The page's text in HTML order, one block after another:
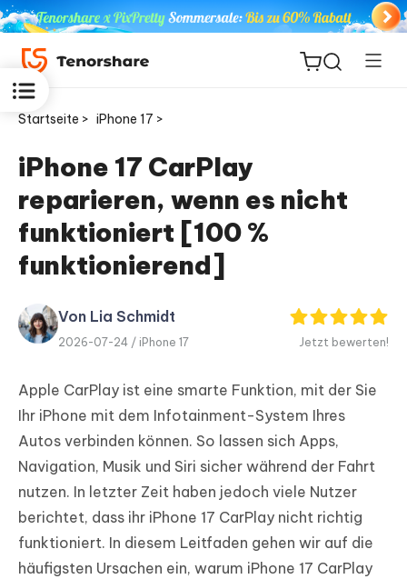
ReiBoot
for iOS
PDNob
Editor
Startseite > iPhone 17 >
iPhone 17 CarPlay
reparieren, wenn es nicht
funktioniert [100 %
funktionierend]
Von Lia Schmidt
2026-07-24 / iPhone 17 Jetzt bewerten!
Apple CarPlay ist eine smarte Funktion, mit der Sie
Ihr iPhone mit dem Infotainment-System Ihres
Autos verbinden können. So lassen sich Apps,
Navigation, Musik und Siri sicher während der Fahrt
nutzen. In letzter Zeit haben jedoch viele Nutzer
berichtet, dass ihr iPhone 17 CarPlay nicht richtig
funktioniert. In diesem Leitfaden gehen wir auf die
häufigsten Ursachen ein, warum iPhone 17 CarPlay